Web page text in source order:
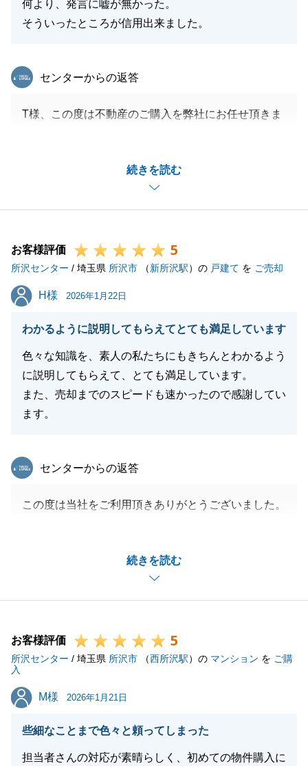
何より、発言に嘘が無かった。
そういったところが信用出来ました。
続きを読む
東急リバブル
センターからの返答
T様、この度は不動産のご購入を弊社にお任せ頂きま
迅速にご丁寧にご対応いただき誠にありがとうござい
今後ともお困りの事がございましたら、お気軽にご相
引き続きよろしくお願い申し上げます。
お客様評価 5
所沢センター / 埼玉県 所沢市 （新所沢駅）の 戸建て を ご売却
H様
H様 2026年1月22日
わかるように説明してもらえてとても満足しています
色々な知識を、素人の私たちにもきちんとわかるよう
に説明してもらえて、とても満足しています。
また、売却までのスピードも速かったので感謝してい
ます。
続きを読む
東急リバブル
センターからの返答
この度は当社をご利用頂きありがとうございました。
お荷物のお片付けや測量へのご協力もありがとうござ
います。
りました。
まだ今後は税金の申告等も来年ございますのでその際
うございました。
閉じる
お客様評価 5
所沢センター / 埼玉県 所沢市 （西所沢駅）の マンション を ご購
入
M様
M様 2026年1月21日
些細なことまで色々と頼ってしまった
担当者さんの対応が素晴らしく、初めての物件購入に